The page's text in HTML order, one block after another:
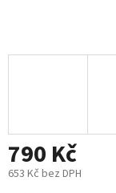
790 Kč
653 Kč bez DPH